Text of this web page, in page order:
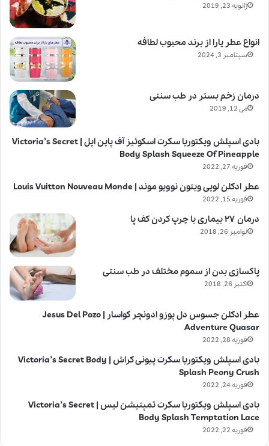
ژانویه 23, 2019
انواع عطر یارا از برند محبوب لطافه
سپتامبر 3, 2024
درمان زخم بستر در طب سنتی
می 12, 2019
بادی اسپلش ویکتوریا سکرت اسکوئیز آف پاین اپل | Victoria’s Secret
Body Splash Squeeze Of Pineapple
فوریه 27, 2022
عطر ادکلن لویی ویتون نوویو موند | Louis Vuitton Nouveau Monde
فوریه 15, 2022
درمان ۲۷ بیماری با چرپ کردن کف پا
نوامبر 26, 2018
پاکسازی بدن از سموم مختلف در طب سنتی
اکتبر 26, 2018
عطر ادکلن جسوس دل پوزو ادونچر کواسار | Jesus Del Pozo
Adventure Quasar
فوریه 28, 2022
بادی اسپلش ویکتوریا سکرت پیونی کراش | Victoria’s Secret Body
Splash Peony Crush
فوریه 24, 2022
بادی اسپلش ویکتوریا سکرت تمپتیشن لیس | Victoria’s Secret
Body Splash Temptation Lace
فوریه 22, 2022